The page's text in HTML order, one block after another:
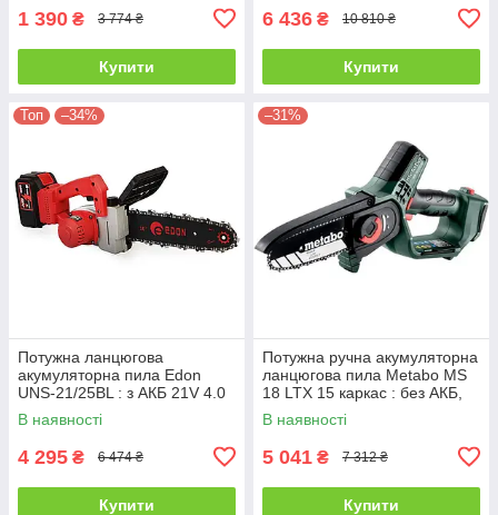
1 390 ₴ 3 774 ₴
Купити
6 436 ₴ 10 810 ₴
Купити
Топ –34%
Потужна ланцюгова
акумуляторна пила Edon
UNS-21/25BL : з АКБ 21V 4.0
Ah, шина 25 см
В наявності
4 295 ₴ 6 474 ₴
Купити
–31%
Потужна ручна акумуляторна
ланцюгова пила Metabo MS
18 LTX 15 каркас : без АКБ,
шина 15 см
В наявності
5 041 ₴ 7 312 ₴
Купити